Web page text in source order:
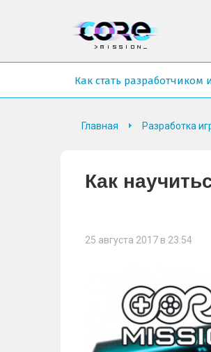
Как стать разработчиком
Главная Разработка
Как
25 августа 2017 в 23:54